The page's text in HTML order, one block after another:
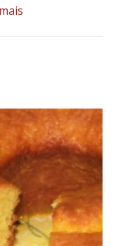
Fácil:
Receita
Tradicional
com
Leite
de
Coco
e